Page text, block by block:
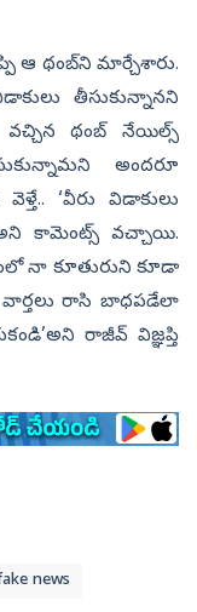
ఆ థంబ్‌ని మార్చేశారు.
తీసుకున్నానని
వచ్చిన థంబ్‌ నేయిల్స్‌
అందరూ
‘వీరు విడాకులు
కామెంట్స్‌ వచ్చాయి.
నా కూతురుని కూడా
వార్తలు రాసి బాధపడేలా
రాజీవ్‌ విజ్ఞప్తి
news